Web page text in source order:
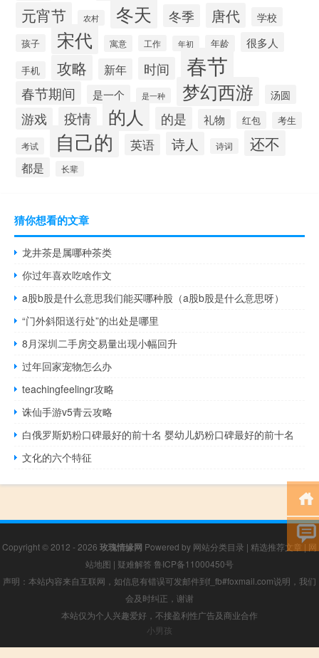
元宵节 农村 冬天 冬季 唐代 学校
孩子 宋代 寓意 工作 年初 年龄 很多人
手机 攻略 新年 时间 春节
春节期间 是一个 是一种 梦幻西游 汤圆
游戏 疫情 的人 的是 礼物 红包
考生
考试
自己的 英语 诗人 诗词 还不
都是 长辈
猜你想看的文章
龙井茶是属哪种茶类
你过年喜欢吃啥作文
a股b股是什么意思我们能买哪种股（a股b股是什么意思呀）
“门外斜阳送行处”的出处是哪里
8月深圳二手房交易量出现小幅回升
过年回家宠物怎么办
teachingfeelingr攻略
诛仙手游v5青云攻略
白俄罗斯奶粉口碑最好的前十名 婴幼儿奶粉口碑最好的前十名
文化的六个特征
Copyright © 2012 - 2026 玫瑰情缘网 Powered by 网站分类目录 | 精选推荐文章| 网
站地图 | 疑难解答 鲁ICP备11000450号
声明：本站内容来自互联网，如信息有错误可发邮件到f_fb#foxmail.com说明，我们
会及时纠正，谢谢
本站仅为个人兴趣爱好，不接盈利性广告及商业合作
小男孩